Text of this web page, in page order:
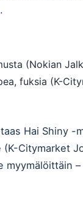
(Nokian
fuksia (K-
Hai Shiny
Citymarket
myymälöittäin